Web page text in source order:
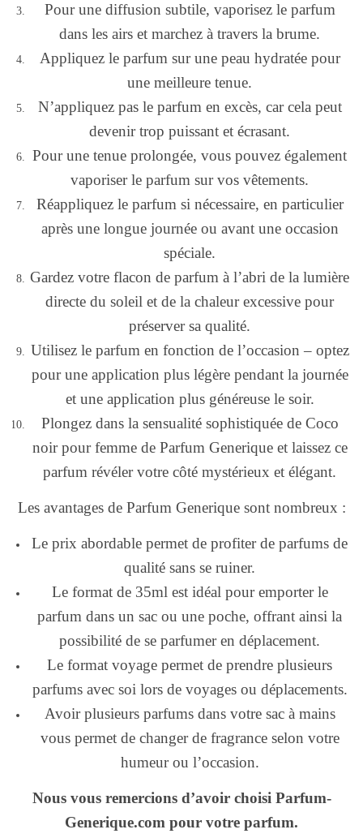
Pour une diffusion subtile, vaporisez le parfum
dans les airs et marchez à travers la brume.
Appliquez le parfum sur une peau hydratée pour
une meilleure tenue.
N’appliquez pas le parfum en excès, car cela peut
devenir trop puissant et écrasant.
Pour une tenue prolongée, vous pouvez également
vaporiser le parfum sur vos vêtements.
Réappliquez le parfum si nécessaire, en particulier
après une longue journée ou avant une occasion
spéciale.
Gardez votre flacon de parfum à l’abri de la lumière
directe du soleil et de la chaleur excessive pour
préserver sa qualité.
Utilisez le parfum en fonction de l’occasion – optez
pour une application plus légère pendant la journée
et une application plus généreuse le soir.
Plongez dans la sensualité sophistiquée de Coco
noir pour femme de Parfum Generique et laissez ce
parfum révéler votre côté mystérieux et élégant.
Les avantages de Parfum Generique sont nombreux :
Le prix abordable permet de profiter de parfums de
qualité sans se ruiner.
Le format de 35ml est idéal pour emporter le
parfum dans un sac ou une poche, offrant ainsi la
possibilité de se parfumer en déplacement.
Le format voyage permet de prendre plusieurs
parfums avec soi lors de voyages ou déplacements.
Avoir plusieurs parfums dans votre sac à mains
vous permet de changer de fragrance selon votre
humeur ou l’occasion.
Nous vous remercions d’avoir choisi Parfum-
Generique.com pour votre parfum.